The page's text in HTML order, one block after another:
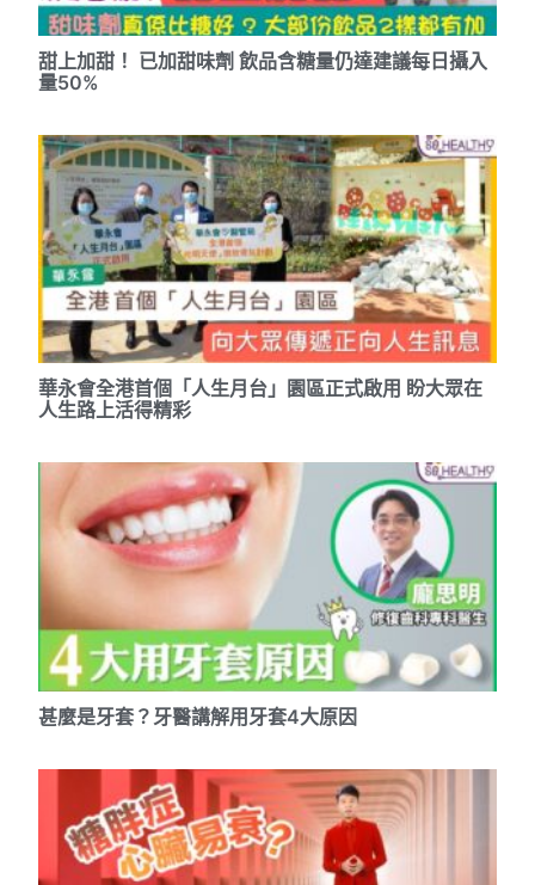
甜上加甜！ 已加甜味劑 飲品含糖量仍達建議每日攝入
量50%
華永會全港首個「人生月台」園區正式啟用 盼大眾在
人生路上活得精彩
甚麼是牙套？牙醫講解用牙套4大原因